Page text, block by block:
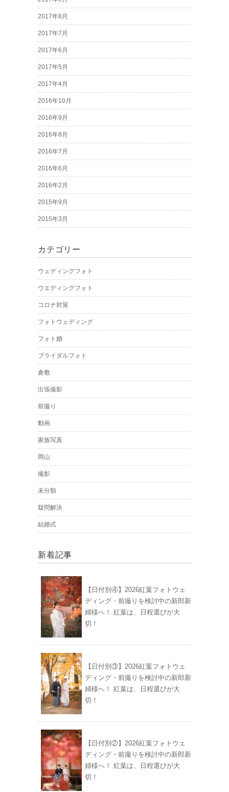
2017年8月
2017年7月
2017年6月
2017年5月
2017年4月
2016年10月
2016年9月
2016年8月
2016年7月
2016年6月
2016年2月
2015年9月
2015年3月
カテゴリー
ウェディングフォト
ウエディングフォト
コロナ対策
フォトウェディング
フォト婚
ブライダルフォト
倉敷
出張撮影
前撮り
動画
家族写真
岡山
撮影
未分類
疑問解決
結婚式
新着記事
【日付別④】2026紅葉フォトウェ
ディング・前撮りを検討中の新郎新
婦様へ！ 紅葉は、日程選びが大
切！
【日付別③】2026紅葉フォトウェ
ディング・前撮りを検討中の新郎新
婦様へ！ 紅葉は、日程選びが大
切！
【日付別②】2026紅葉フォトウェ
ディング・前撮りを検討中の新郎新
婦様へ！ 紅葉は、日程選びが大
切！